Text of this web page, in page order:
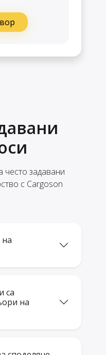
често задавани
с Cargoson
са
на